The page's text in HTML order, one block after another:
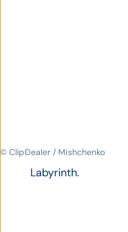
© ClipDealer / Mishchenko
Labyrinth.